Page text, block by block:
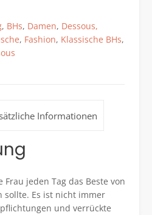
, BHs, Damen, Dessous,
, Fashion, Klassische BHs,
Informationen
jeden Tag das Beste von
Es ist nicht immer
und verrückte